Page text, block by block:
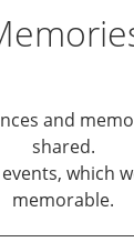
and
shared.
which
memorable.